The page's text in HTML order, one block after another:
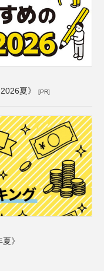
夏》 [PR]
》